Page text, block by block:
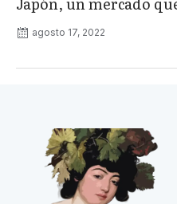
agosto 17, 2022